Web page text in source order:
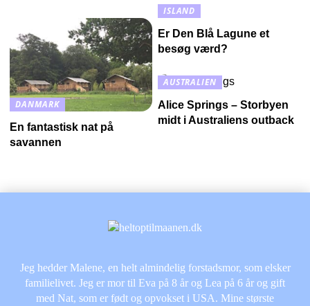
DANMARK
En fantastisk nat på
savannen
ISLAND
Er Den Blå Lagune et
besøg værd?
AUSTRALIEN
Alice Springs – Storbyen
midt i Australiens outback
Jeg hedder Malene, en helt almindelig forstadsmor, som elsker
familielivet. Jeg er mor til Eva på 8 år og Lea på 6 år og gift
med Nat, som er født og opvokset i USA. Mine største